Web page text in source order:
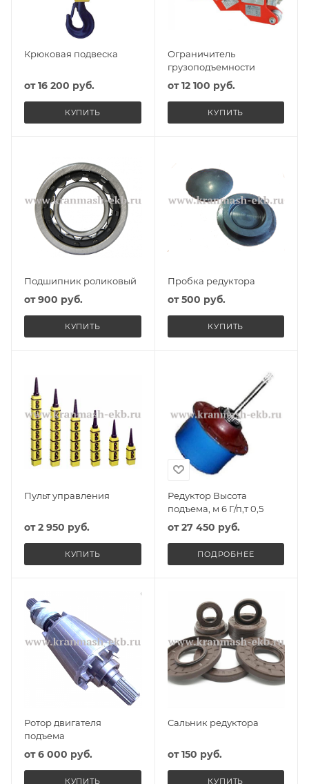
Крюковая подвеска
от16 200 руб.
КУПИТЬ
Ограничитель
грузоподъемности
от12 100 руб.
КУПИТЬ
Подшипник роликовый
от900 руб.
КУПИТЬ
Пробка редуктора
от500 руб.
КУПИТЬ
Пульт управления
от2 950 руб.
КУПИТЬ
Редуктор Высота
подъема, м 6 Г/п,т 0,5
от27 450 руб.
ПОДРОБНЕЕ
Ротор двигателя
подъема
от6 000 руб.
КУПИТЬ
Сальник редуктора
от150 руб.
КУПИТЬ